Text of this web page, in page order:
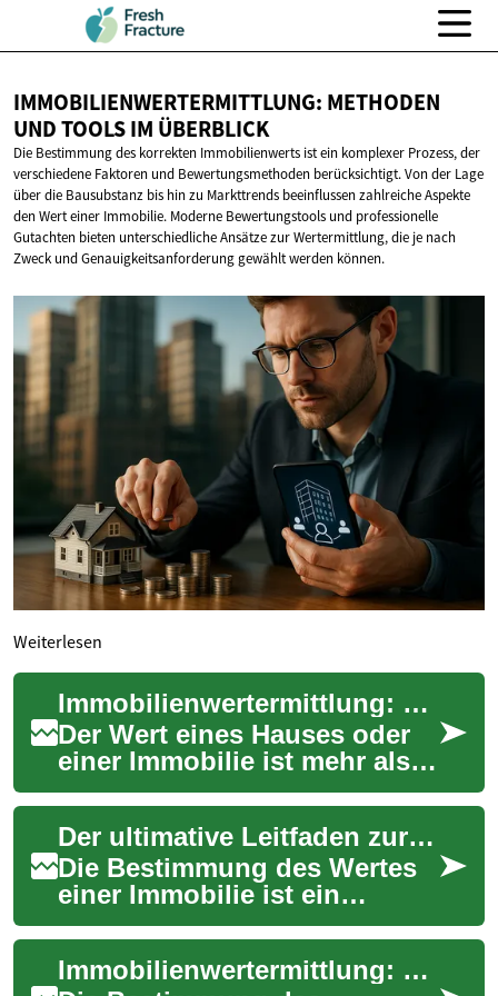
IMMOBILIENWERTERMITTLUNG: METHODEN
UND TOOLSIM ÜBERBLICK
Die Bestimmung des korrekten Immobilienwerts ist ein komplexer Prozess, der
verschiedene Faktoren und Bewertungsmethoden berücksichtigt. Von der Lage
über die Bausubstanz bis hin zu Markttrends beeinflussen zahlreiche Aspekte
den Wert einer Immobilie. Moderne Bewertungstools und professionelle
Gutachten bieten unterschiedliche Ansätze zur Wertermittlung, die je nach
Zweck und Genauigkeitsanforderung gewählt werden können.
Weiterlesen
Immobilienwertermittlung: Schlüssel zum Verständnis Ihres Eigenheims
Der Wert eines Hauses oder
einer Immobilie ist mehr als
nur eine Zahl. Er repräsentiert
die Summe vieler Faktoren
und...
Der ultimative Leitfaden zur Immobilienwertermittlung
Die Bestimmung des Wertes
einer Immobilie ist ein
komplexer Prozess, der
verschiedene Faktoren
berücksichtigt und sow...
Immobilienwertermittlung: Methoden und Faktoren für eine präzise Bewertung